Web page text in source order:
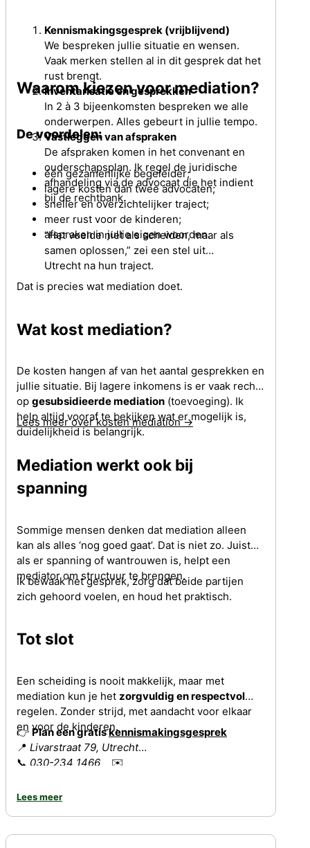
Kennismakingsgesprek (vrijblijvend)
We bespreken jullie situatie en wensen.
Vaak merken stellen al in dit gesprek dat het
rust brengt.
Inventarisatie en gesprekken
In 2 à 3 bijeenkomsten bespreken we alle
onderwerpen. Alles gebeurt in jullie tempo.
Vastleggen van afspraken
De afspraken komen in het convenant en
ouderschapsplan. Ik regel de juridische
afhandeling via de advocaat die het indient
bij de rechtbank.
Waarom kiezen voor mediation?
De voordelen:
één gezamenlijke begeleider;
lagere kosten dan twee advocaten;
sneller en overzichtelijker traject;
meer rust voor de kinderen;
afspraken in jullie eigen woorden.
“Het voelde niet als scheiden, maar als
samen oplossen,” zei een stel uit
Utrecht na hun traject.
Dat is precies wat mediation doet.
Wat kost mediation?
De kosten hangen af van het aantal gesprekken en
jullie situatie. Bij lagere inkomens is er vaak recht
op gesubsidieerde mediation (toevoeging). Ik
help altijd vooraf te bekijken wat er mogelijk is,
duidelijkheid is belangrijk.
Lees meer over kosten mediation →
Mediation werkt ook bij
spanning
Sommige mensen denken dat mediation alleen
kan als alles ‘nog goed gaat’. Dat is niet zo. Juist
als er spanning of wantrouwen is, helpt een
mediator om structuur te brengen.
Ik bewaak het gesprek, zorg dat beide partijen
zich gehoord voelen, en houd het praktisch.
Tot slot
Een scheiding is nooit makkelijk, maar met
mediation kun je het zorgvuldig en respectvol
regelen. Zonder strijd, met aandacht voor elkaar
en voor de kinderen.
👉 Plan een gratiskennismakingsgesprek
📍 Livarstraat 79, Utrecht
📞 030-234 1466 ✉️
Lees meer